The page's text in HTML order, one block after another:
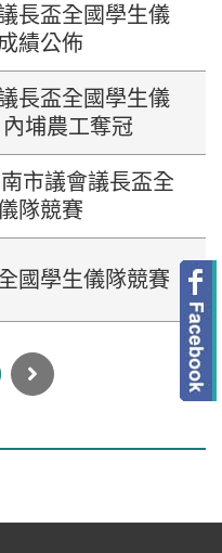
長盃全國學生儀
績公佈
長盃全國學生儀
埔農工奪冠
市議會議長盃全
隊競賽
國學生儀隊競賽